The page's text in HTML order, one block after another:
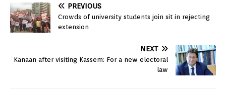
PREVIOUS
Crowds of university students join sit in rejecting
extension
NEXT
Kanaan after visiting Kassem: For a new electoral
law